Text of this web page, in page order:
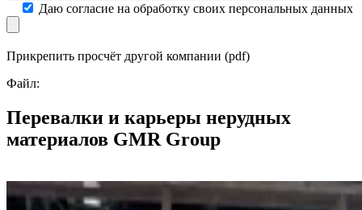
Даю согласие на обработку своих персональных данных
Прикрепить просчёт другой компании (pdf)
Файл:
Перевалки и карьеры нерудных
материалов GMR Group